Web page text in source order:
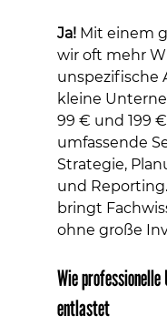
Ja! Mit einem
wir oft mehr
unspezifische
kleine
99 € und 199
umfassende
Strategie,
und
bringt
ohne große
Wie
entlastet